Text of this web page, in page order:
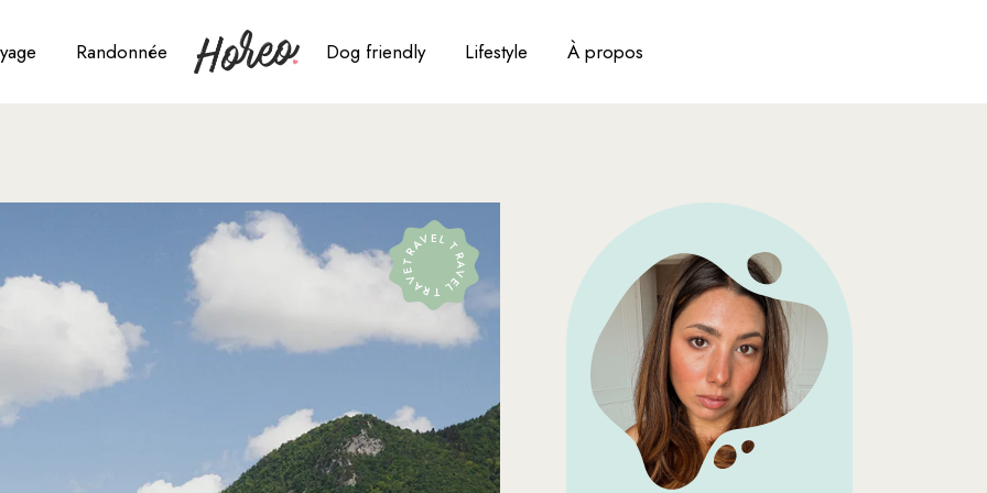
Randonnée Dog friendly Lifestyle À propos
TRAVEL TRAVEL TRAVEL